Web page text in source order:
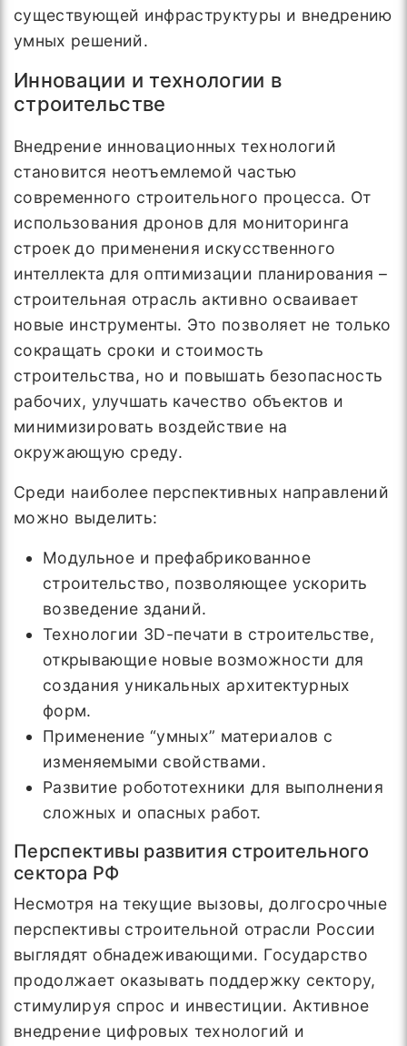
существующей инфраструктуры и внедрению
умных решений.
Инновации и технологии в
строительстве
Внедрение инновационных технологий
становится неотъемлемой частью
современного строительного процесса. От
использования дронов для мониторинга
строек до применения искусственного
интеллекта для оптимизации планирования –
строительная отрасль активно осваивает
новые инструменты. Это позволяет не только
сокращать сроки и стоимость
строительства, но и повышать безопасность
рабочих, улучшать качество объектов и
минимизировать воздействие на
окружающую среду.
Среди наиболее перспективных направлений
можно выделить:
Модульное и префабрикованное
строительство, позволяющее ускорить
возведение зданий.
Технологии 3D-печати в строительстве,
открывающие новые возможности для
создания уникальных архитектурных
форм.
Применение “умных” материалов с
изменяемыми свойствами.
Развитие робототехники для выполнения
сложных и опасных работ.
Перспективы развития строительного
сектора РФ
Несмотря на текущие вызовы, долгосрочные
перспективы строительной отрасли России
выглядят обнадеживающими. Государство
продолжает оказывать поддержку сектору,
стимулируя спрос и инвестиции. Активное
внедрение цифровых технологий и